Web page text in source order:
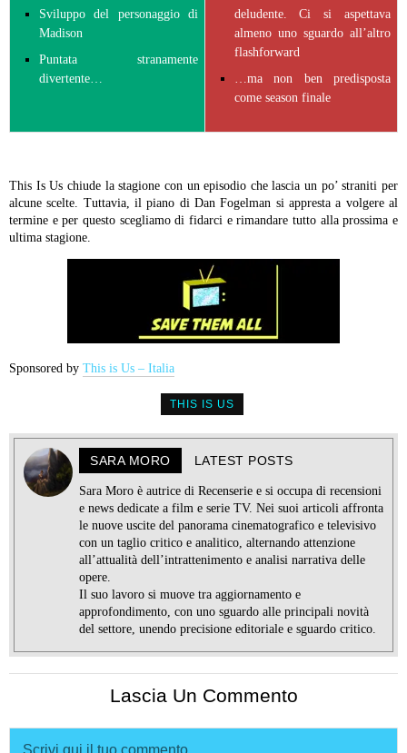
Sviluppo del personaggio di
Madison
Puntata stranamente
divertente…
deludente. Ci si aspettava
almeno uno sguardo all’altro
flashforward
…ma non ben predisposta
come season finale
This Is Us chiude la stagione con un episodio che lascia un po’ straniti per
alcune scelte. Tuttavia, il piano di Dan Fogelman si appresta a volgere al
termine e per questo scegliamo di fidarci e rimandare tutto alla prossima e
ultima stagione.
Sponsored by This is Us – Italia
THIS IS US
SARA MORO LATEST POSTS
Sara Moro è autrice di Recenserie e si occupa di recensioni
e news dedicate a film e serie TV. Nei suoi articoli affronta
le nuove uscite del panorama cinematografico e televisivo
con un taglio critico e analitico, alternando attenzione
all’attualità dell’intrattenimento e analisi narrativa delle
opere.
Il suo lavoro si muove tra aggiornamento e
approfondimento, con uno sguardo alle principali novità
del settore, unendo precisione editoriale e sguardo critico.
Lascia Un Commento